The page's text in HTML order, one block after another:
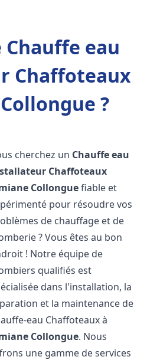
Chauffe eau
Chaffoteaux
?
cherchez un Chauffe eau
Chaffoteaux
Collonguefiable et
pour résoudre vos
de chauffage et de
? Vous êtes au bon
! Notre équipe de
qualifiés est
dans l'installation, la
et la maintenance de
eau Chaffoteaux à
Collongue. Nous
une gamme de services